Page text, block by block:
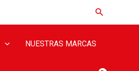
NUESTRAS MARCAS